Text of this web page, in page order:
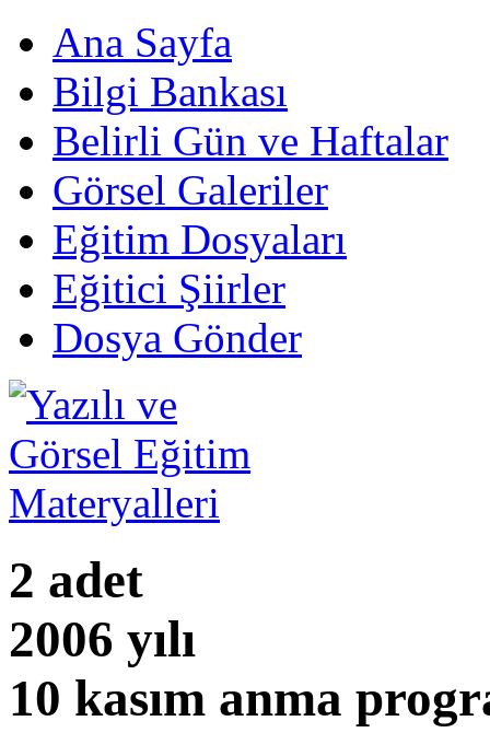
Ana Sayfa
Bilgi Bankası
Belirli Gün ve Haftalar
Görsel Galeriler
Eğitim Dosyaları
Eğitici Şiirler
Dosya Gönder
2 adet
2006 yılı
10 kasım anma